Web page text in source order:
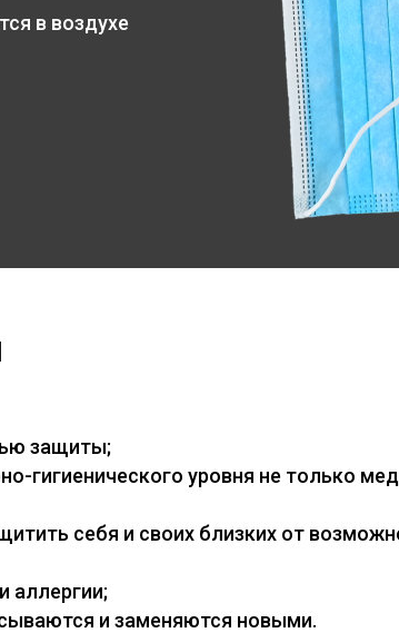
в воздухе
защиты;
гигиенического уровня не только
себя и своих близких от
аллергии;
и заменяются новыми.